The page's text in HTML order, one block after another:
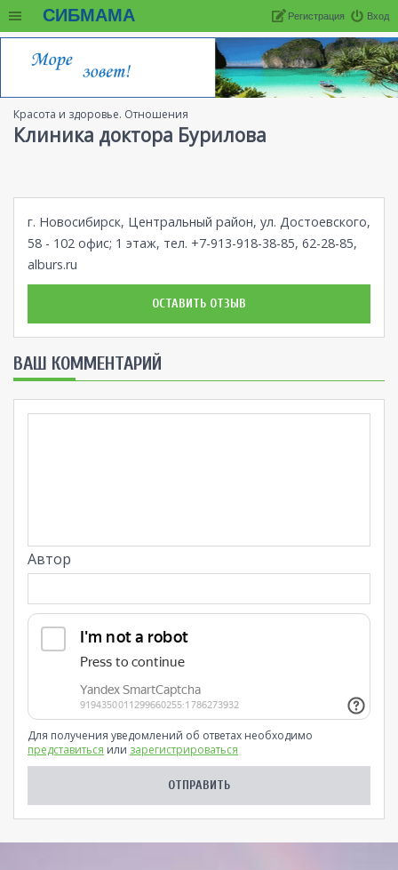
СИБМАМА Вход
Регистрация
Красота и здоровье. Отношения
Клиника доктора Бурилова
г. Новосибирск, Центральный район, ул. Достоевского,
58 - 102 офис; 1 этаж, тел. +7-913-918-38-85, 62-28-85,
alburs.ru
ОСТАВИТЬ ОТЗЫВ
ВАШ КОММЕНТАРИЙ
Автор
Для получения уведомлений об ответах необходимо
представиться или зарегистрироваться